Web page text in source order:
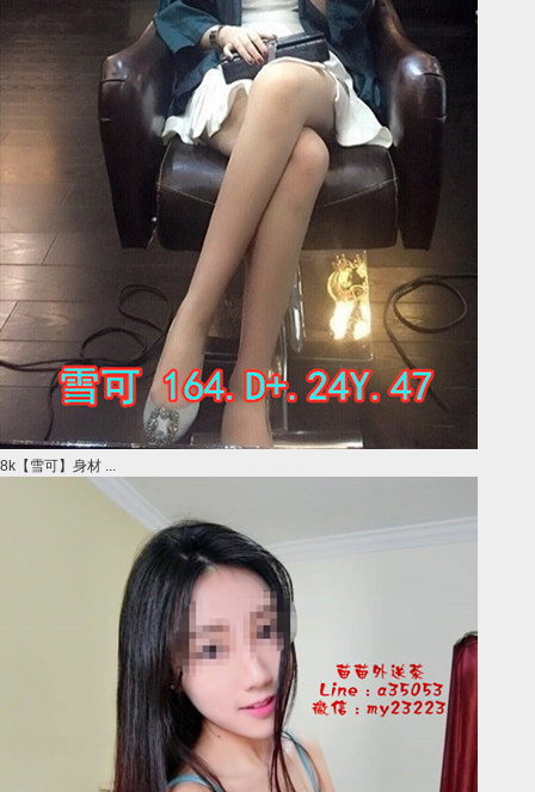
8k【雪可】身材 ...